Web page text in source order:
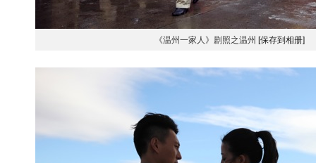
《温州一家人》剧照之温州 [保存到相册]